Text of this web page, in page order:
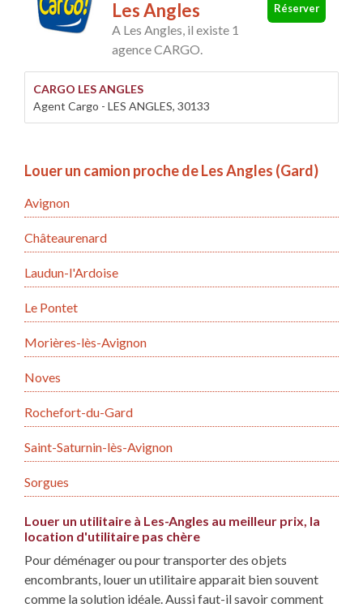
Les Angles
A Les Angles, il existe 1
agence CARGO.
Réserver
CARGO LES ANGLES
Agent Cargo - LES ANGLES, 30133
Louer un camion proche de Les Angles (Gard)
Avignon
Châteaurenard
Laudun-l'Ardoise
Le Pontet
Morières-lès-Avignon
Noves
Rochefort-du-Gard
Saint-Saturnin-lès-Avignon
Sorgues
Louer un utilitaire à Les-Angles au meilleur prix, la
location d'utilitaire pas chère
Pour déménager ou pour transporter des objets
encombrants, louer un utilitaire apparait bien souvent
comme la solution idéale. Aussi faut-il savoir comment